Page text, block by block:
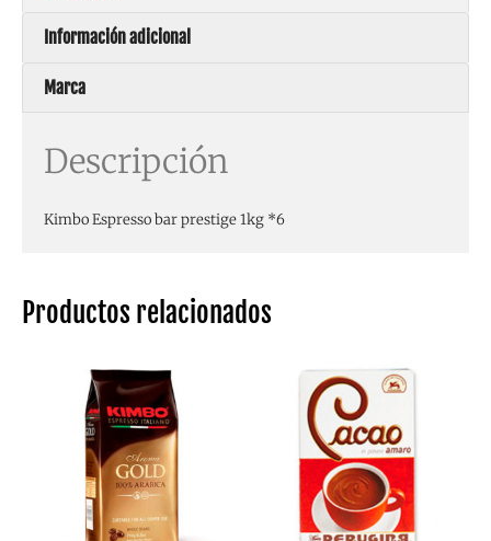
Productos relacionados
Información adicional
Marca
Descripción
Kimbo Espresso bar prestige 1kg *6